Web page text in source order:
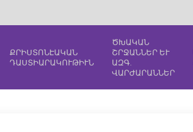
ՔՐԻՍՏՈՆԷԱԿԱՆ
ԴԱՍՏԻԱՐԱԿՈՒԹԻՒՆ
ԾԽԱԿԱՆ
ՇՐՋԱՆՆԵՐ ԵՒ
ԱԶԳ.
ՎԱՐԺԱՐԱՆՆԵՐ